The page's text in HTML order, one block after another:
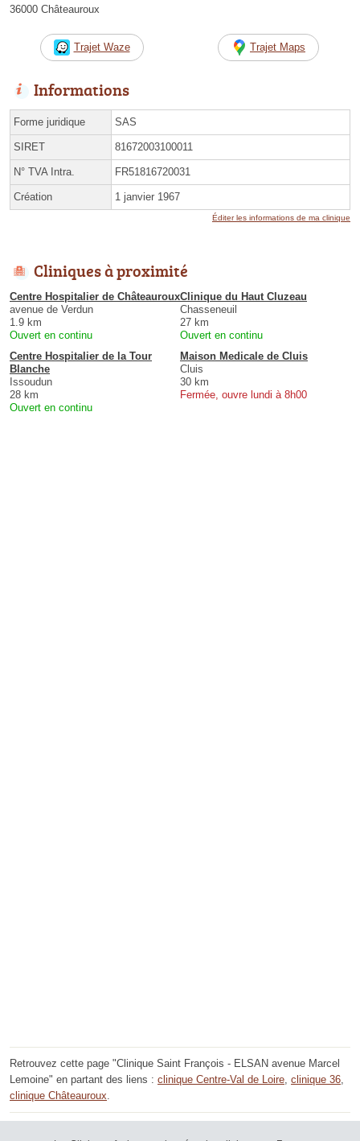
36000 Châteauroux
Trajet Waze Trajet Maps
Informations
Forme juridique SAS
SIRET 81672003100011
N° TVA Intra. FR51816720031
Création 1 janvier 1967
Éditer les informations de ma clinique
Cliniques à proximité
Centre Hospitalier de Châteauroux
avenue de Verdun
1.9 km
Ouvert en continu
Clinique du Haut Cluzeau
Chasseneuil
27 km
Ouvert en continu
Centre Hospitalier de la Tour
Blanche
Issoudun
28 km
Ouvert en continu
Maison Medicale de Cluis
Cluis
30 km
Fermée, ouvre lundi à 8h00
Retrouvez cette page "Clinique Saint François - ELSAN avenue Marcel
Lemoine" en partant des liens : clinique Centre-Val de Loire clinique 36
clinique Châteauroux